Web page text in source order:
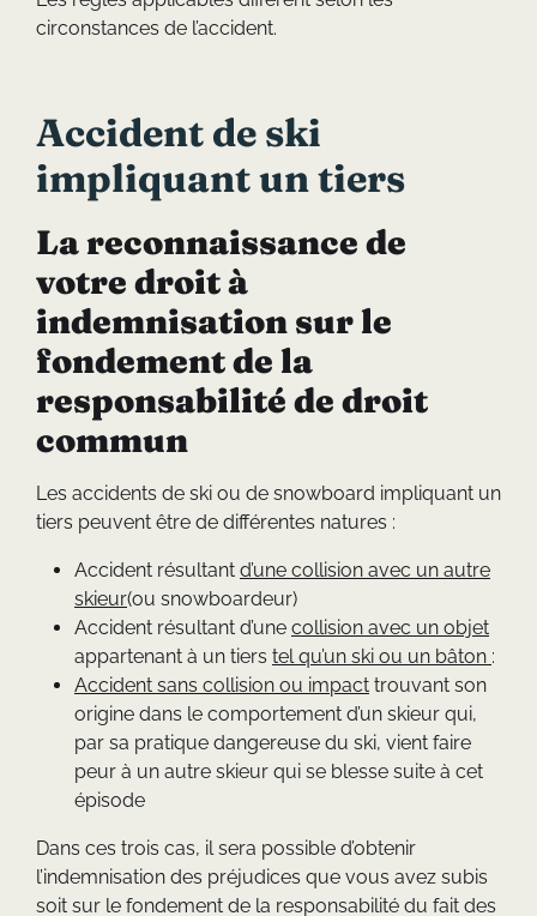
circonstances de l’accident.
Accident de ski
impliquant un tiers
La reconnaissance de
votre droit à
indemnisation sur le
fondement de la
responsabilité de droit
commun
Les accidents de ski ou de snowboard impliquant un
tiers peuvent être de différentes natures :
Accident résultant d’une collision avec un autre
skieur(ou snowboardeur)
Accident résultant d’une collision avec un objet
appartenant à un tiers tel qu’un ski ou un bâton :
Accident sans collision ou impact trouvant son
origine dans le comportement d’un skieur qui,
par sa pratique dangereuse du ski, vient faire
peur à un autre skieur qui se blesse suite à cet
épisode
Dans ces trois cas, il sera possible d’obtenir
l’indemnisation des préjudices que vous avez subis
soit sur le fondement de la responsabilité du fait des